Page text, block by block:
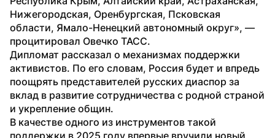
Нижегородская, Оренбургская, Псковская
области, Ямало-Ненецкий автономный округ», —
процитировал Овечко ТАСС.
Дипломат рассказал о механизмах поддержки
активистов. По его словам, Россия будет и впредь
поощрять представителей русских диаспор за
вклад в развитие сотрудничества с родной страной
и укрепление общин.
В качестве одного из инструментов такой
поддержки в 2025 году впервые вручили новый